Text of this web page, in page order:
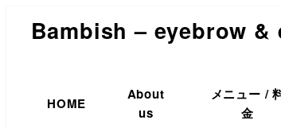
Bambish – eyebrow &
HOME
About
us
メニュー /
金